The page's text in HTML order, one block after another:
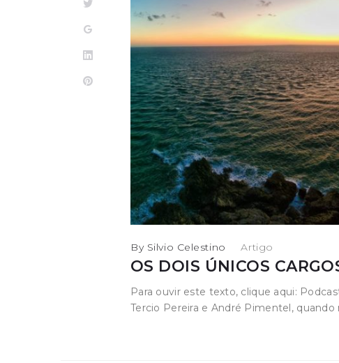
Google+
Pinterest
By Silvio Celestino inArtigo
OS DOIS ÚNICOS
Para ouvir este texto, clique aqui:
Tercio Pereira e André Pimentel,